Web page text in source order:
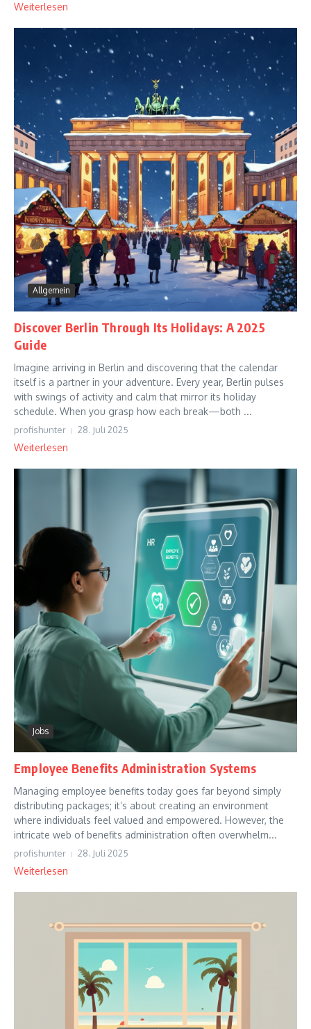
Weiterlesen
Allgemein
Discover Berlin Through Its Holidays: A 2025
Guide
Imagine arriving in Berlin and discovering that the calendar
itself is a partner in your adventure. Every year, Berlin pulses
with swings of activity and calm that mirror its holiday
schedule. When you grasp how each break—both ...
profishunter 28. Juli 2025
Weiterlesen
Jobs
Employee Benefits Administration Systems
Managing employee benefits today goes far beyond simply
distributing packages; it’s about creating an environment
where individuals feel valued and empowered. However, the
intricate web of benefits administration often overwhelm...
profishunter 28. Juli 2025
Weiterlesen